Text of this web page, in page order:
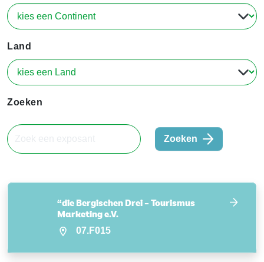
Land
Zoeken
Zoeken
“die Bergischen Drei – Tourismus
Marketing e.V.
07.F015